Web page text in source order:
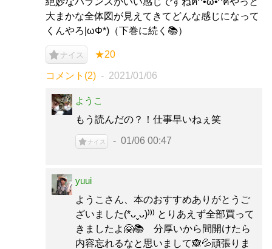
大まかな全体図が見えてきてどんな感じになって
くんやろ|ωΦ*)（下巻に続く📚）
ナイス ★20
コメント(2) 2021/01/06
ようこ
もう読んだの？！仕事早いねぇ笑
ナイス 01/06 00:47
yuui
ようこさん、本のおすすめありがとうご
ざいました(*ᴗˬᴗ)⁾⁾⁾ とりあえず全部買って
きましたよ🤗📚 分厚いから間開けたら
内容忘れるなと思いまして🙈💦頑張りま